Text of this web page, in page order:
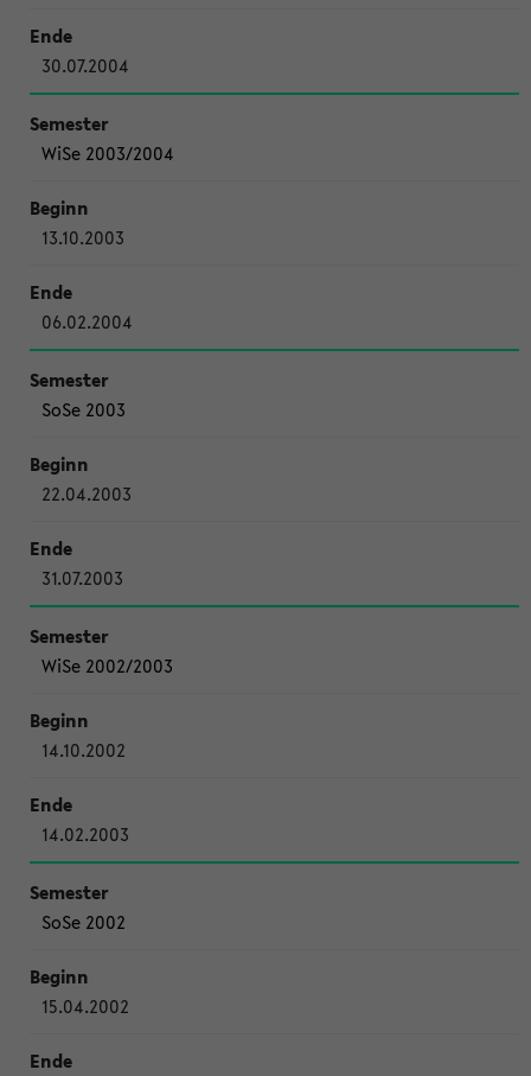
30.07.2004
WiSe 2003/2004
13.10.2003
06.02.2004
SoSe 2003
22.04.2003
31.07.2003
WiSe 2002/2003
14.10.2002
14.02.2003
SoSe 2002
15.04.2002